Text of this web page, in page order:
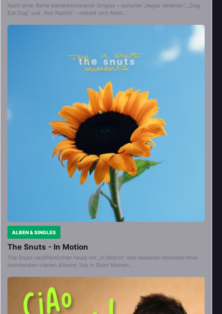
Nach einer Reihe bemerkenswerter Singles – darunter „Vegas Venetian“, „Dog
Eat Dog“ und „Run Rabbit“ – meldet sich Molli…
ALBEN & SINGLES
The Snuts - In Motion
The Snuts veröffentlichen heute mit „In Motion" den neuesten Vorboten ihres
kommenden vierten Albums "Joy In Short Momen…